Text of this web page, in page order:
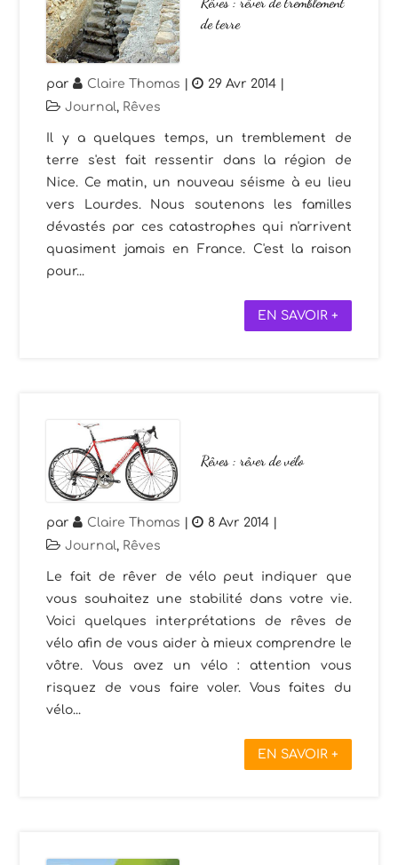
de terre
par Claire Thomas | 29 Avr 2014
Journal, Rêves
Il y a quelques temps, un tremblement de
terre s'est fait ressentir dans la région de
Nice. Ce matin, un nouveau séisme à eu lieu
vers Lourdes. Nous soutenons les familles
dévastés par ces catastrophes qui n'arrivent
quasiment jamais en France. C'est la raison
pour...
EN SAVOIR +
Rêves : rêver de vélo
par Claire Thomas | 8 Avr 2014
Journal, Rêves
Le fait de rêver de vélo peut indiquer que
vous souhaitez une stabilité dans votre vie.
Voici quelques interprétations de rêves de
vélo afin de vous aider à mieux comprendre le
vôtre. Vous avez un vélo : attention vous
risquez de vous faire voler. Vous faites du
vélo...
EN SAVOIR +